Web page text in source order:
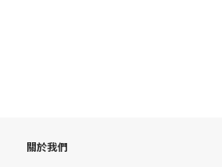
關於我們